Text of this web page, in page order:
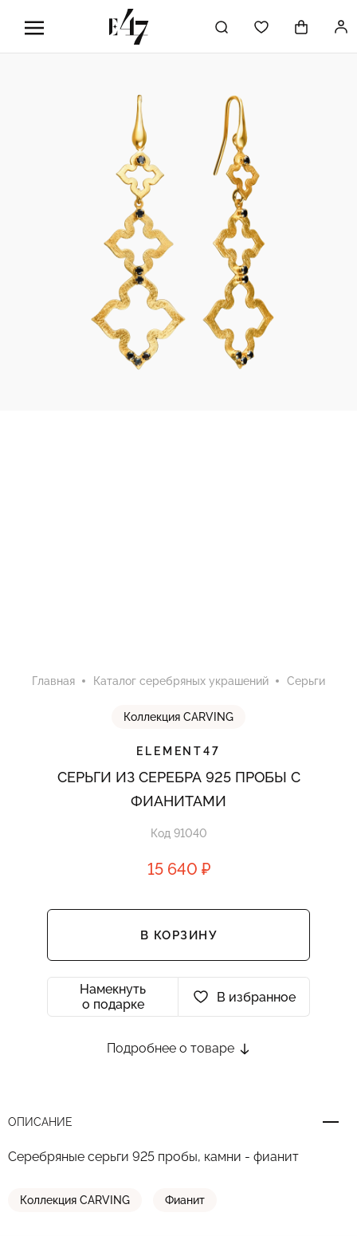
Главная Каталог серебряных украшений Серьги
Коллекция CARVING
ELEMENT47
СЕРЬГИ ИЗ СЕРЕБРА 925 ПРОБЫ С
ФИАНИТАМИ
Код 91040
15 640 ₽
В КОРЗИНУ
Намекнуть
о подарке
В избранное
Подробнее о товаре
ОПИСАНИЕ
Серебряные серьги 925 пробы, камни - фианит
Коллекция CARVING Фианит